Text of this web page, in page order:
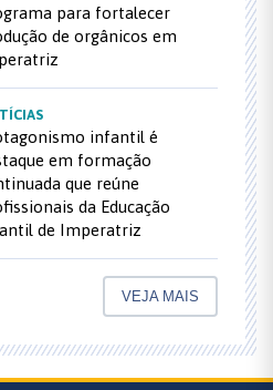
para fortalecer
de orgânicos em
infantil é
em formação
que reúne
da Educação
de Imperatriz
VEJA MAIS